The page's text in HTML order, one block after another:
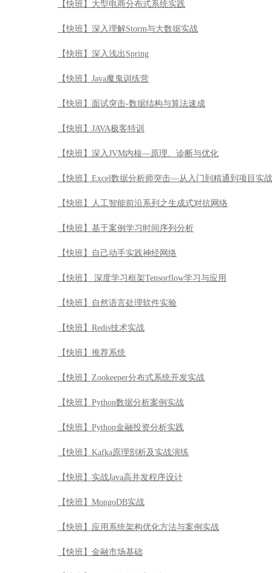
【快班】大型电商分布式系统实践
【快班】深入理解Storm与大数据实战
【快班】深入浅出Spring
【快班】Java魔鬼训练营
【快班】面试突击-数据结构与算法速成
【快班】JAVA极客特训
【快班】深入JVM内核—原理、诊断与优化
【快班】Excel数据分析师突击—从入门到精通到项目实战
【快班】人工智能前沿系列之生成式对抗网络
【快班】基于案例学习时间序列分析
【快班】自己动手实践神经网络
【快班】 深度学习框架Tensorflow学习与应用
【快班】自然语言处理软件实验
【快班】Redis技术实战
【快班】推荐系统
【快班】Zookeeper分布式系统开发实战
【快班】Python数据分析案例实战
【快班】Python金融投资分析实践
【快班】Kafka原理剖析及实战演练
【快班】实战Java高并发程序设计
【快班】MongoDB实战
【快班】应用系统架构优化方法与案例实战
【快班】金融市场基础